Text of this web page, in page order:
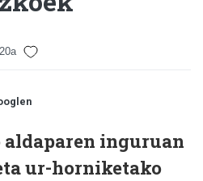
inguruan
ur-horniketako